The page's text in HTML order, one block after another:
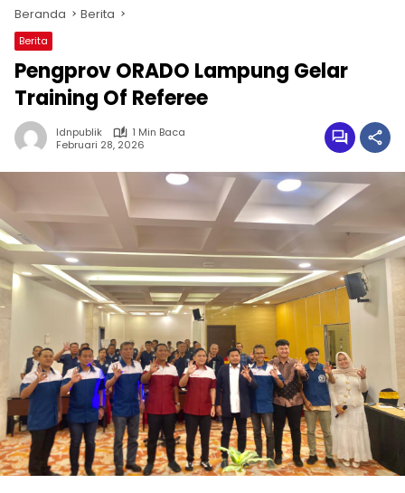
Beranda Berita
Berita
Pengprov ORADO Lampung Gelar
Training Of Referee
Idnpublik
1 Min Baca
Februari 28, 2026